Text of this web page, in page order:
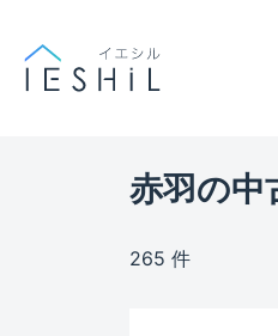
赤羽の中
265 件